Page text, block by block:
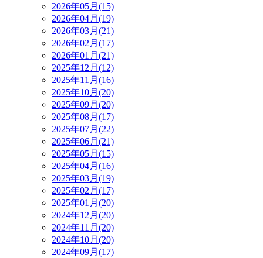
2026年05月(15)
2026年04月(19)
2026年03月(21)
2026年02月(17)
2026年01月(21)
2025年12月(12)
2025年11月(16)
2025年10月(20)
2025年09月(20)
2025年08月(17)
2025年07月(22)
2025年06月(21)
2025年05月(15)
2025年04月(16)
2025年03月(19)
2025年02月(17)
2025年01月(20)
2024年12月(20)
2024年11月(20)
2024年10月(20)
2024年09月(17)